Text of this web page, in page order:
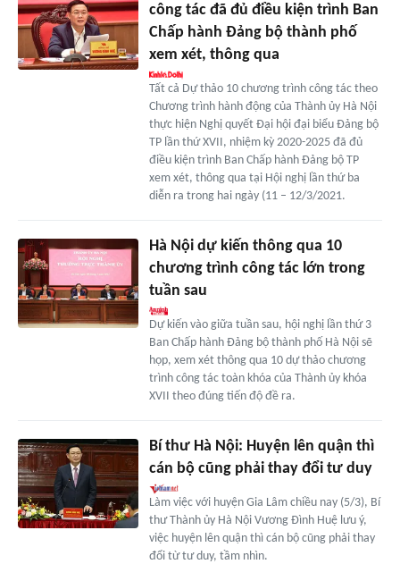
công tác đã đủ điều kiện trình Ban
Chấp hành Đảng bộ thành phố
xem xét, thông qua
Tất cả Dự thảo 10 chương trình công tác theo
Chương trình hành động của Thành ủy Hà Nội
thực hiện Nghị quyết Đại hội đại biểu Đảng bộ
TP lần thứ XVII, nhiệm kỳ 2020-2025 đã đủ
điều kiện trình Ban Chấp hành Đảng bộ TP
xem xét, thông qua tại Hội nghị lần thứ ba
diễn ra trong hai ngày (11 – 12/3/2021.
Hà Nội dự kiến thông qua 10
chương trình công tác lớn trong
tuần sau
Dự kiến vào giữa tuần sau, hội nghị lần thứ 3
Ban Chấp hành Đảng bộ thành phố Hà Nội sẽ
họp, xem xét thông qua 10 dự thảo chương
trình công tác toàn khóa của Thành ủy khóa
XVII theo đúng tiến độ đề ra.
Bí thư Hà Nội: Huyện lên quận thì
cán bộ cũng phải thay đổi tư duy
Làm việc với huyện Gia Lâm chiều nay (5/3), Bí
thư Thành ủy Hà Nội Vương Đình Huệ lưu ý,
việc huyện lên quận thì cán bộ cũng phải thay
đổi từ tư duy, tầm nhìn.